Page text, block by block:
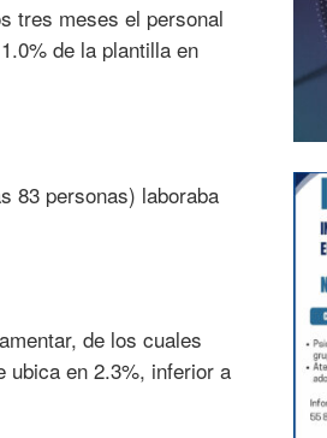
tres meses el personal
de la plantilla en
83 personas) laboraba
de los cuales
ubica en 2.3%, inferior a